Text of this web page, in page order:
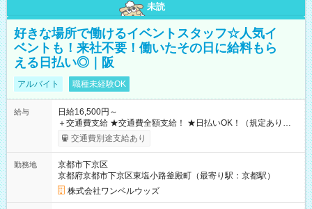
未読
好きな場所で働けるイベントスタッフ☆人気イ
ベントも！来社不要！働いたその日に給料もら
える日払い◎｜阪
アルバイト 職種未経験OK
給与
日給16,500円～
＋交通費支給 ★交通費全額支給！ ★日払いOK！（規定あり） ┗
働いたその日に現金GET♪ お仕事後はコンビニATMから 日払
交通費別途支給あり
勤務地
京都市下京区
京都府京都市下京区東塩小路釜殿町（最寄り駅：京都駅）
株式会社ワンベルウッズ